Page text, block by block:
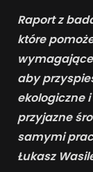
Raport z
które
aby
ekologiczne
przyjazne
samymi
Łukasz